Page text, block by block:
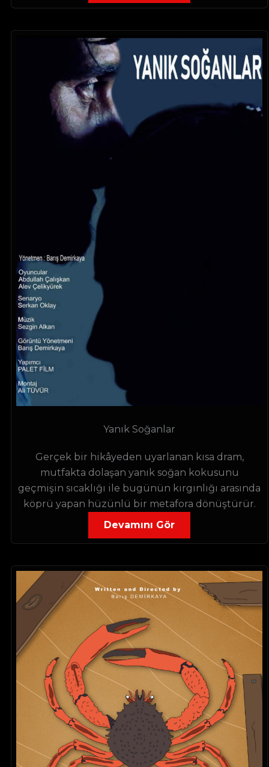
Yanık Soğanlar
Gerçek bir hikâyeden uyarlanan kısa dram,
mutfakta dolaşan yanık soğan kokusunu
geçmişin sıcaklığı ile bugünün kırgınlığı arasında
köprü yapan hüzünlü bir metafora dönüştürür.
Devamını Gör